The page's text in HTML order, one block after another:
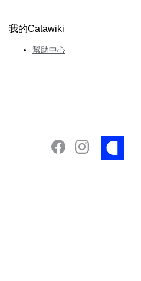
我的Catawiki
幫助中心